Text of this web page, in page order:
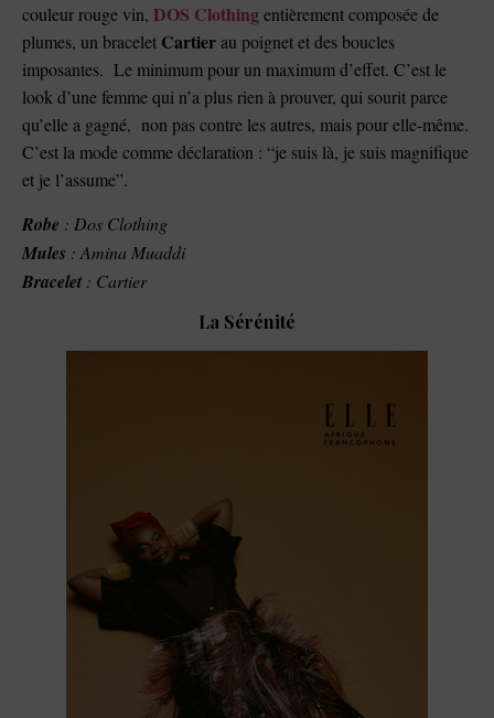
couleur rouge vin, DOS Clothingentièrement composée de
plumes, un bracelet Cartierau poignet et des boucles
imposantes. Le minimum pour un maximum d’effet. C’est le
look d’une femme qui n’a plus rien à prouver, qui sourit parce
qu’elle a gagné, non pas contre les autres, mais pour elle-même.
C’est la mode comme déclaration : “je suis là, je suis magnifique
et je l’assume”.
Robe : Dos Clothing
Mules : Amina Muaddi
Bracelet: Cartier
La Sérénité